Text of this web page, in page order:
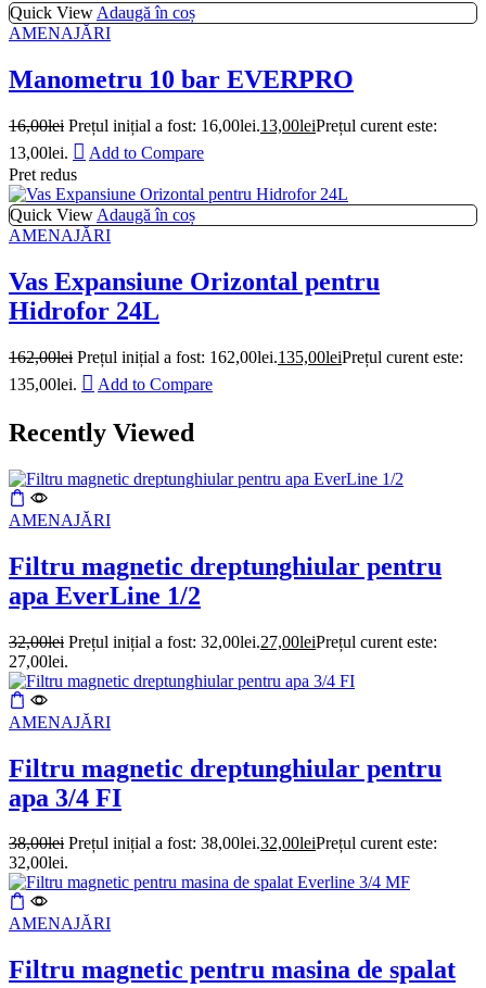
Quick View Adaugă în coș
AMENAJĂRI
Manometru 10 bar EVERPRO
16,00lei Prețul inițial a fost: 16,00lei.13,00leiPrețul curent este:
13,00lei.
Add to Compare
Pret redus
Quick View Adaugă în coș
AMENAJĂRI
Vas Expansiune Orizontal pentru
Hidrofor 24L
162,00lei Prețul inițial a fost: 162,00lei.135,00leiPrețul curent este:
135,00lei.
Add to Compare
Recently Viewed
AMENAJĂRI
Filtru magnetic dreptunghiular pentru
apa EverLine 1/2
32,00lei Prețul inițial a fost: 32,00lei.27,00leiPrețul curent este:
27,00lei.
AMENAJĂRI
Filtru magnetic dreptunghiular pentru
apa 3/4 FI
38,00lei Prețul inițial a fost: 38,00lei.32,00leiPrețul curent este:
32,00lei.
AMENAJĂRI
Filtru magnetic pentru masina de spalat